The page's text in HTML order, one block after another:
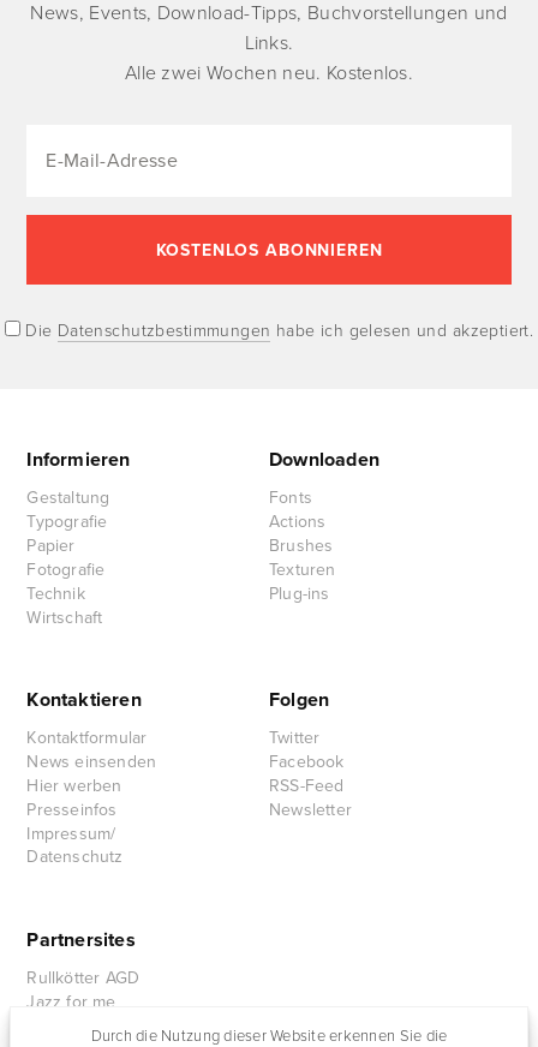
Durch die Nutzung dieser Website erkennen Sie die
News, Events, Download-Tipps, Buchvorstellungen und
Links.
Alle zwei Wochen neu. Kostenlos.
Die Datenschutzbestimmungen habe ich gelesen und akzeptiert.
Informieren
Gestaltung
Typografie
Papier
Fotografie
Technik
Wirtschaft
Downloaden
Fonts
Actions
Brushes
Texturen
Plug-ins
Kontaktieren
Kontaktformular
News einsenden
Hier werben
Presseinfos
Impressum/
Datenschutz
Folgen
Twitter
Facebook
RSS-Feed
Newsletter
Partnersites
Rullkötter AGD
Jazz for me